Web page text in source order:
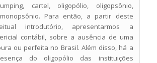
cartel, oligopólio, oligopsônio,
Para então, a partir deste
introdutório, apresentarmos a
contábil, sobre a ausência de uma
ou perfeita no Brasil. Além disso, há a
do oligopólio das instituições